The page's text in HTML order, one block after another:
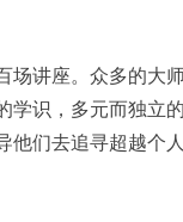
场讲座。众多的大
学识，多元而独立
他们去追寻超越个